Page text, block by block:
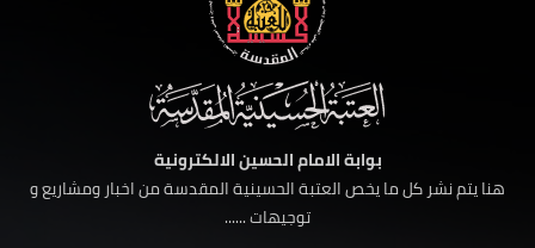
بوابة الامام الحسين الالكترونية
هنا يتم نشر كل ما يخص العتبة الحسينية المقدسة من اخبار ومشاريع و
توجيهات ......